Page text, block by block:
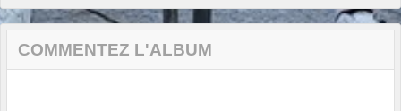
COMMENTEZ L'ALBUM